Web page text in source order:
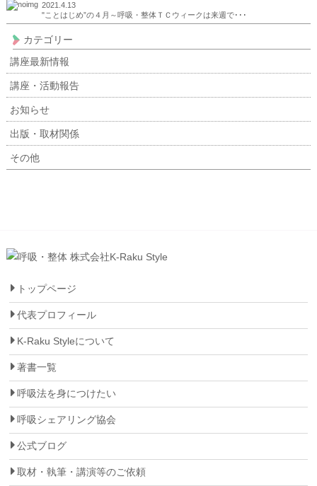
2021.4.13
"ことはじめ”の４月～呼吸・整体ＴＣウィークは来週で･･･
カテゴリー
講座最新情報
講座・活動報告
お知らせ
出版・取材関係
その他
トップページ
代表プロフィール
K-Raku Styleについて
著書一覧
呼吸法を身につけたい
呼吸シェアリング協会
公式ブログ
取材・執筆・講演等のご依頼